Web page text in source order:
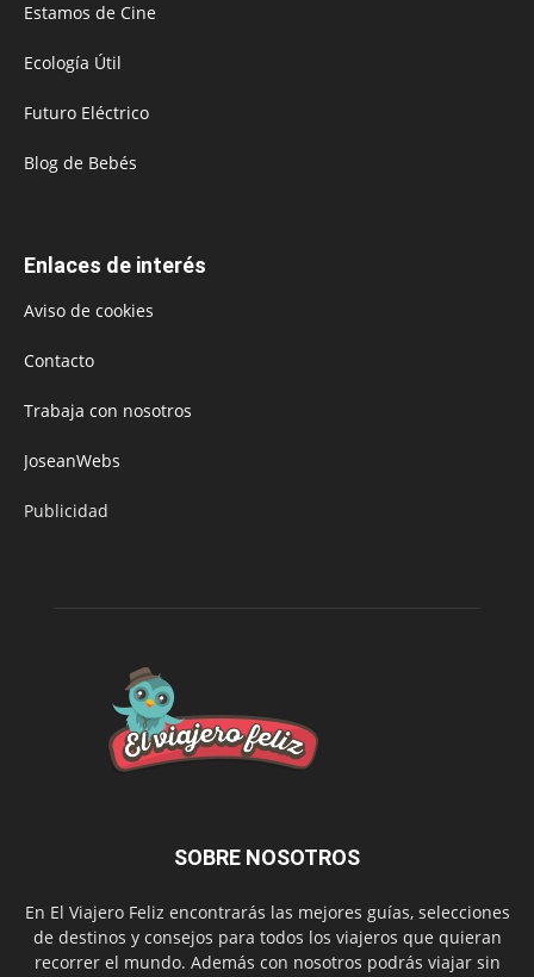
Estamos de Cine
Ecología Útil
Futuro Eléctrico
Blog de Bebés
Enlaces de interés
Aviso de cookies
Contacto
Trabaja con nosotros
JoseanWebs
Publicidad
SOBRE NOSOTROS
En El Viajero Feliz encontrarás las mejores guías, selecciones
de destinos y consejos para todos los viajeros que quieran
recorrer el mundo. Además con nosotros podrás viajar sin